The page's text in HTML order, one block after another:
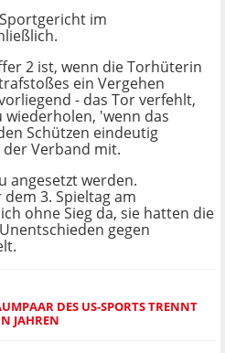
im
2 ist, wenn die Torhüterin
ein Vergehen
- das Tor verfehlt,
'wenn das
Schützen eindeutig
Verband mit.
angesetzt werden.
3. Spieltag am
ohne Sieg da, sie hatten die
gegen
DES US-SPORTS TRENNT
JAHREN